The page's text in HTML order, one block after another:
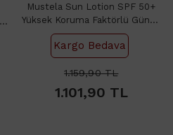
Mustela Sun Lotion SPF 50+
Yüksek Koruma Faktörlü Güneş
Losyonu 100ml
Kargo Bedava
1.159,90TL
1.101,90 TL